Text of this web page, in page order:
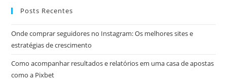
Posts Recentes
Onde comprar seguidores no Instagram: Os melhores sites e
estratégias de crescimento
Como acompanhar resultados e relatórios em uma casa de apostas
como a Pixbet